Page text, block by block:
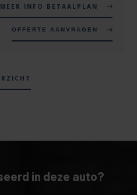
MEER INFO BETAALPLAN
OFFERTE AANVRAGEN
in deze auto?